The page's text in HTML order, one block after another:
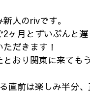
人のrivです。
2ヶ月とずいぶんと
だきます！
おり関東に来ても
直前は楽しみ半分